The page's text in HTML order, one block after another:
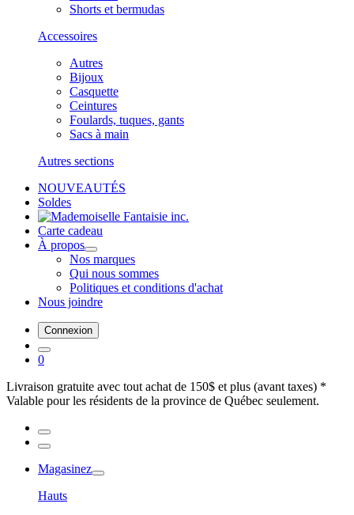
Shorts et bermudas
Accessoires
Autres
Bijoux
Casquette
Ceintures
Foulards, tuques, gants
Sacs à main
Autres sections
NOUVEAUTÉS
Soldes
Carte cadeau
À propos
Nos marques
Qui nous sommes
Politiques et conditions d'achat
Nous joindre
Connexion
0
Livraison gratuite avec tout achat de 150$ et plus (avant taxes) *
Valable pour les résidents de la province de Québec seulement.
Magasinez
Hauts